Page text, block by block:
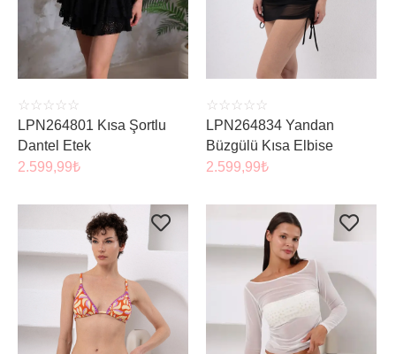
☆ ☆ ☆ ☆ ☆
LPN264801 Kısa Şortlu
Dantel Etek
2.599,99₺
☆ ☆ ☆ ☆ ☆
LPN264834 Yandan
Büzgülü Kısa Elbise
2.599,99₺